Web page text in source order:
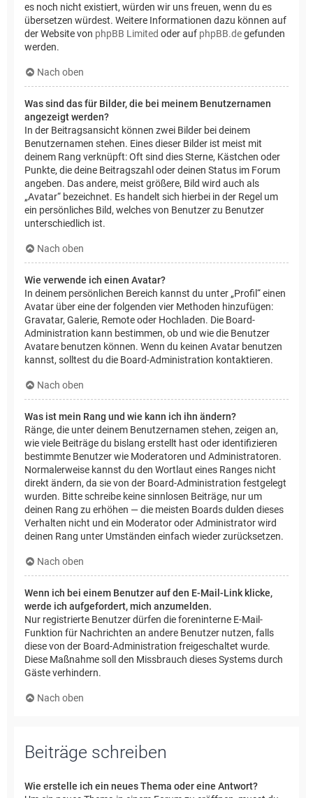
es noch nicht existiert, würden wir uns freuen, wenn du es
übersetzen würdest. Weitere Informationen dazu können auf
der Website von phpBB Limited oder auf phpBB.degefunden
werden.
Nach oben
Was sind das für Bilder, die bei meinem Benutzernamen
angezeigt werden?
In der Beitragsansicht können zwei Bilder bei deinem
Benutzernamen stehen. Eines dieser Bilder ist meist mit
deinem Rang verknüpft: Oft sind dies Sterne, Kästchen oder
Punkte, die deine Beitragszahl oder deinen Status im Forum
angeben. Das andere, meist größere, Bild wird auch als
„Avatar“ bezeichnet. Es handelt sich hierbei in der Regel um
ein persönliches Bild, welches von Benutzer zu Benutzer
unterschiedlich ist.
Nach oben
Wie verwende ich einen Avatar?
In deinem persönlichen Bereich kannst du unter „Profil“ einen
Avatar über eine der folgenden vier Methoden hinzufügen:
Gravatar, Galerie, Remote oder Hochladen. Die Board-
Administration kann bestimmen, ob und wie die Benutzer
Avatare benutzen können. Wenn du keinen Avatar benutzen
kannst, solltest du die Board-Administration kontaktieren.
Nach oben
Was ist mein Rang und wie kann ich ihn ändern?
Ränge, die unter deinem Benutzernamen stehen, zeigen an,
wie viele Beiträge du bislang erstellt hast oder identifizieren
bestimmte Benutzer wie Moderatoren und Administratoren.
Normalerweise kannst du den Wortlaut eines Ranges nicht
direkt ändern, da sie von der Board-Administration festgelegt
wurden. Bitte schreibe keine sinnlosen Beiträge, nur um
deinen Rang zu erhöhen — die meisten Boards dulden dieses
Verhalten nicht und ein Moderator oder Administrator wird
deinen Rang unter Umständen einfach wieder zurücksetzen.
Nach oben
Wenn ich bei einem Benutzer auf den E-Mail-Link klicke,
werde ich aufgefordert, mich anzumelden.
Nur registrierte Benutzer dürfen die foreninterne E-Mail-
Funktion für Nachrichten an andere Benutzer nutzen, falls
diese von der Board-Administration freigeschaltet wurde.
Diese Maßnahme soll den Missbrauch dieses Systems durch
Gäste verhindern.
Nach oben
Beiträge schreiben
Wie erstelle ich ein neues Thema oder eine Antwort?